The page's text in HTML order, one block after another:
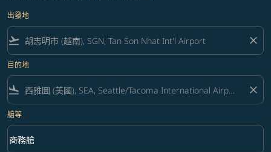
出發地
flight_takeoff close
目的地
flight_land close
艙等
艙等 option 商務艙 Selected
商務艙
keyboard_arrow_down